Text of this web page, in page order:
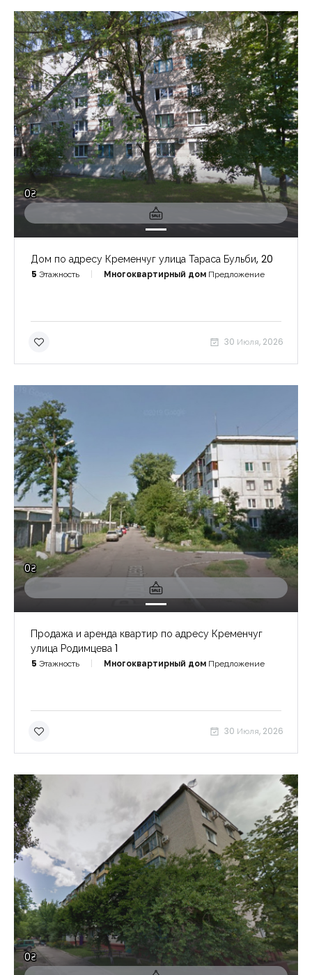
0₴
Дом по адресу Кременчуг улица Тараса Бульби, 20
5 Этажность Многоквартирный дом Предложение
30 Июля, 2026
0₴
Продажа и аренда квартир по адресу Кременчуг
улица Родимцева 1
5 Этажность Многоквартирный дом Предложение
30 Июля, 2026
0₴